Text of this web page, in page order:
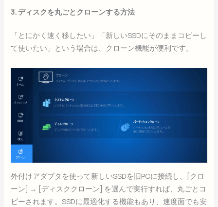
3. ディスクを丸ごとクローンする方法
「とにかく速く移したい」「新しいSSDにそのままコピーし
て使いたい」という場合は、クローン機能が便利です。
外付けアダプタを使って新しいSSDを旧PCに接続し、[クロ
ーン] → [ディスククローン] を選んで実行すれば、丸ごとコ
ピーされます。SSDに最適化する機能もあり、速度面でも安